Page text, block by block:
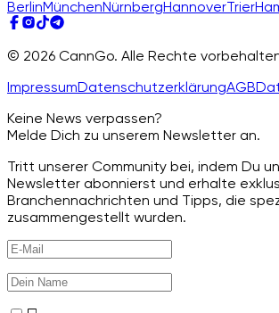
BerlinMünchenNürnbergHannoverTrier
© 2026 CannGo. Alle Rechte
ImpressumDatenschutzerklärungAGB
Keine News verpassen?
Melde Dich zu unserem Newsletter an.
Tritt unserer Community bei, indem Du
Newsletter abonnierst und erhalte
Branchennachrichten und Tipps, die
zusammengestellt wurden.